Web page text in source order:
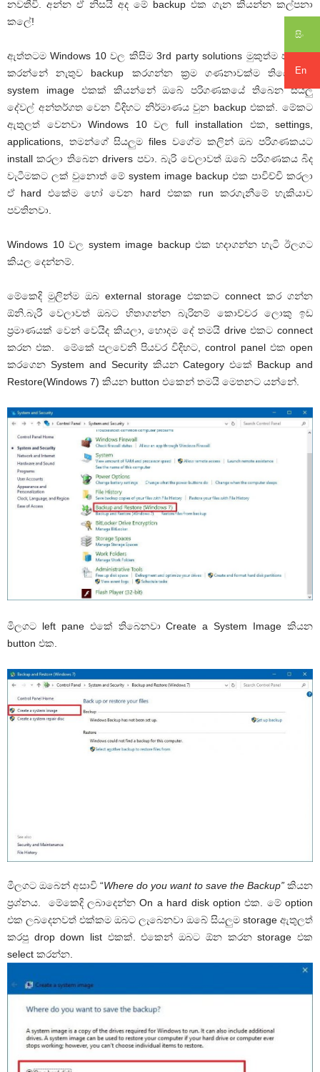
සිං
En
නවතීවි. අන්න ඒ නිසයි අද මේ backup එක ගැන කියන්න කල්පනා
කලේ!
ඇත්තටම Windows 10 වල කිසිම 3rd party solutions මුකුත්ම පාවිච්චි
කරන්නේ නැතුව backup කරගන්න ක්‍රම ගණනාවක්ම තියෙනවා.
system image එකක් කියන්නේ ඔබේ පරිගණකයේ තිබෙන සියලු
දේවල් අන්තර්ගත වෙන විදිහට නිර්මාණය වුන backup එකක්. මේකට
ඇතුලත් වෙනවා Windows 10 වල full installation එක, settings,
applications, තමන්ගේ සියලුම files වගේම කලින් ඔබ පරිගණකයට
install කරලා තිබෙන drivers පවා. බැරි වෙලාවත් ඔබේ පරිගණකය බිද
වැටීමකට ලක් වුනොත් මේ system image backup එක පාවිච්චි කරලා
ඒ hard එකේම හෝ වෙන hard එකක run කරගැනීමේ හැකියාව
පවතිනවා.
Windows 10 වල system image backup එක හදාගන්න හැටි ඊලගට
කියල දෙන්නම්.
මේකෙදි මුලින්ම ඔබ external storage එකකට connect කර ගන්න
ඕනි.බැරි වෙලාවත් ඔබට හිතාගන්න බැරිනම් කොච්චර ලොකු ඉඩ
ප්‍රමාණයක් වෙන් වෙයිද කියලා, හොදම දේ තමයි drive එකට connect
කරන එක. මේකේ පලවෙනි පියවර විදිහට, control panel එක open
කරගෙන System and Security කියන Category එකේ Backup and
Restore(Windows 7) කියන button එකෙන් තමයි මෙතනට යන්නේ.
මිලගට left pane එකේ තිබෙනවා Create a System Image කියන
button එක.
මීලගට ඔබෙන් අසාවි “Where do you want to save the Backup” කියන
ප්‍රශ්නය. මේකෙදි ලබාදෙන්න On a hard disk option එක. මේ option
එක ලබදෙනවත් එක්කම ඔබට ලැබෙනවා ඔබේ සියලුම storage ඇතුලත්
කරපු drop down list එකක්. එකෙන් ඔබට ඕන කරන storage එක
select කරන්න.